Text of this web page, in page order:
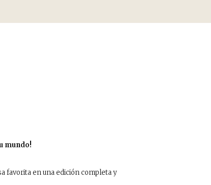
mundo!
favorita en una edición completa y